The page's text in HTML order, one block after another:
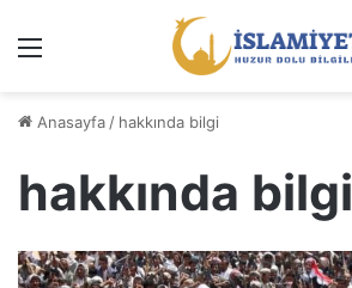
Anasayfa / hakkında bilgi
hakkında bilgi